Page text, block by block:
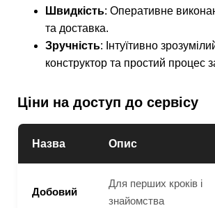
Швидкість: Оперативне
та доставка.
Зручність: Інтуїтивно
конструктор та простий процес
Ціни на доступ до сервісу
Назва Опис
Добовий
Для перших кроків і
знайомства